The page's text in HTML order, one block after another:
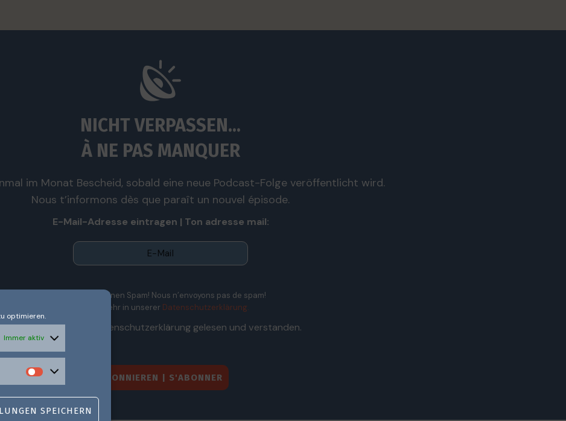
optimieren.
Immer aktiv
SPEICHERN
NICHT VERPASSEN...
À NE PAS MANQUER
im Monat Bescheid, sobald eine neue Podcast-Folge veröffentlicht wird.
Nous t’informons dès que paraît un nouvel épisode.
E-Mail-Adresse eintragen | Ton adresse mail:
Wir senden keinen Spam! Nous n’envoyons pas de spam!
Erfahre mehr in unserer Datenschutzerklärung.
Ich habe die Datenschutzerklärung gelesen und verstanden.